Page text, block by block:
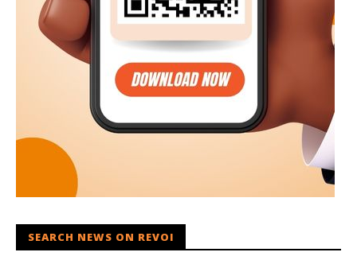
SEARCH NEWS ON REVOI